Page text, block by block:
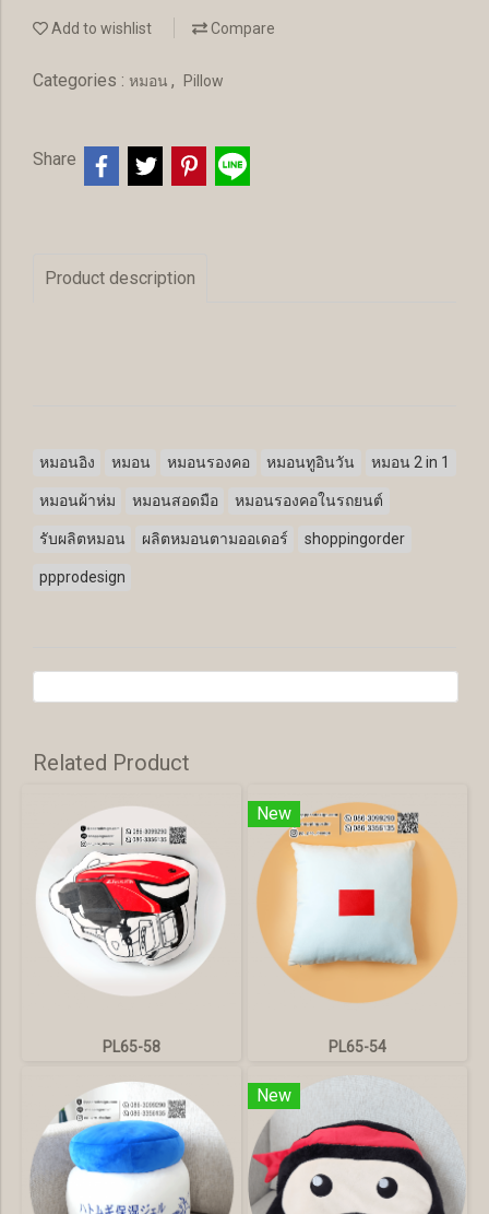
Add to wishlist Compare
Categories : หมอน , Pillow
Share
Product description
หมอนอิง หมอน หมอนรองคอ หมอนทูอินวัน หมอน 2 in 1
หมอนผ้าห่ม หมอนสอดมือ หมอนรองคอในรถยนต์
รับผลิตหมอน ผลิตหมอนตามออเดอร์ shoppingorder
ppprodesign
Related Product
PL65-58
New
PL65-54
New